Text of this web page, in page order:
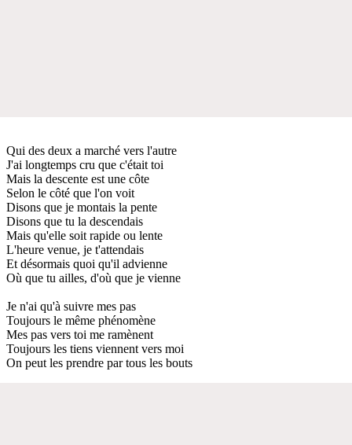
Qui des deux a marché vers l'autre
J'ai longtemps cru que c'était toi
Mais la descente est une côte
Selon le côté que l'on voit
Disons que je montais la pente
Disons que tu la descendais
Mais qu'elle soit rapide ou lente
L'heure venue, je t'attendais
Et désormais quoi qu'il advienne
Où que tu ailles, d'où que je vienne
Je n'ai qu'à suivre mes pas
Toujours le même phénomène
Mes pas vers toi me ramènent
Toujours les tiens viennent vers moi
On peut les prendre par tous les bouts